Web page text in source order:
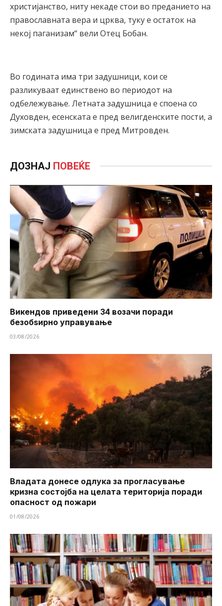
христијанство, ниту некаде стои во преданието на
православната вера и црква, туку е остаток на
некој паганизам“ вели Отец Бобан.
Во годината има три задушници, кои се
разликуваат единствено во периодот на
одбележување. Летната задушница е споена со
Духовден, есенската е пред велигденските пости, а
зимската задушница е пред Митровден.
ДОЗНАЈ ПОВЕЌЕ
Викендов приведени 34 возачи поради
безобѕирно управување
03/08/2026
Владата донесе одлука за прогласување
кризна состојба на целата територија поради
опасност од пожари
01/08/2026